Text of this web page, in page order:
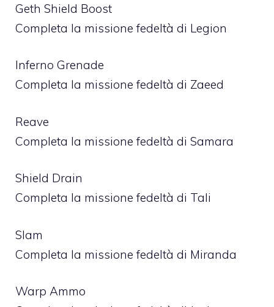
Geth Shield Boost
Completa la missione fedeltà di Legion
Inferno Grenade
Completa la missione fedeltà di Zaeed
Reave
Completa la missione fedeltà di Samara
Shield Drain
Completa la missione fedeltà di Tali
Slam
Completa la missione fedeltà di Miranda
Warp Ammo